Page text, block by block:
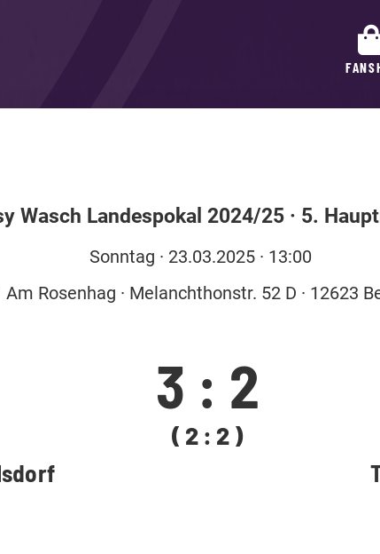
Wasch Landespokal 2024/25 · 5.
Sonntag · 23.03.2025 · 13:00
Am Rosenhag · Melanchthonstr. 52 D · 12623
3 : 2
( 2 : 2 )